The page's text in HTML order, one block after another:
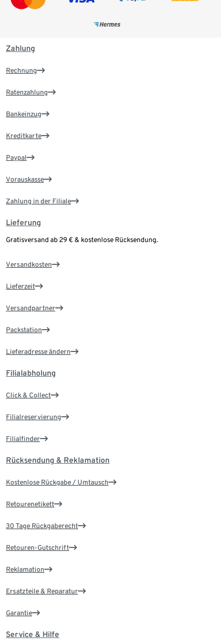
Zahlung
Rechnung
Ratenzahlung
Bankeinzug
Kreditkarte
Paypal
Vorauskasse
Zahlung in der Filiale
Lieferung
Gratisversand ab 29 € & kostenlose Rücksendung.
Versandkosten
Lieferzeit
Versandpartner
Packstation
Lieferadresse ändern
Filialabholung
Click & Collect
Filialreservierung
Filialfinder
Rücksendung & Reklamation
Kostenlose Rückgabe / Umtausch
Retourenetikett
30 Tage Rückgaberecht
Retouren-Gutschrift
Reklamation
Ersatzteile & Reparatur
Garantie
Service & Hilfe